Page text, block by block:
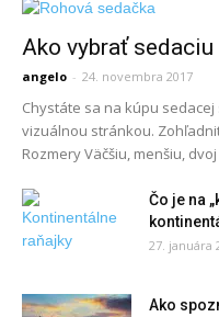
Ako vybrať sedaciu
angelo - 24. novembra 2017
Chystáte sa na kúpu
vizuálnou stránkou.
Rozmery Väčšiu, menšiu,
Čo je na
27. januára
Ako